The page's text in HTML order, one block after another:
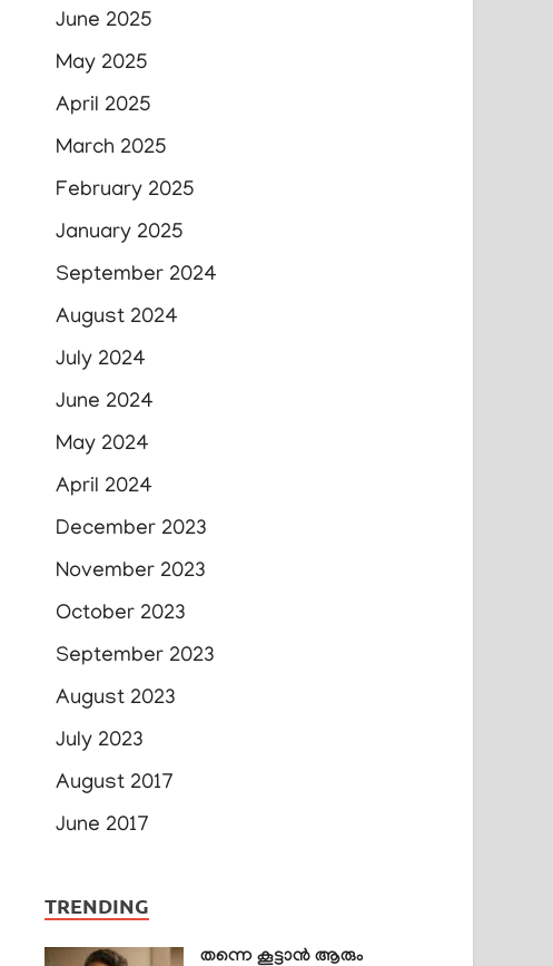
June 2025
May 2025
April 2025
March 2025
February 2025
January 2025
September 2024
August 2024
July 2024
June 2024
May 2024
April 2024
December 2023
November 2023
October 2023
September 2023
August 2023
July 2023
August 2017
June 2017
TRENDING
തന്നെ കൂട്ടാൻ ആരും